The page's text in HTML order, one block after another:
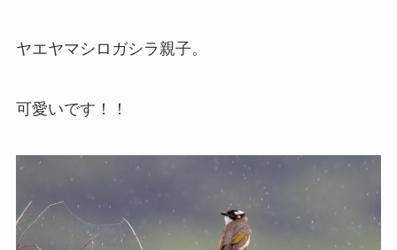
ヤエヤマシロガシラ親子。
可愛いです！！